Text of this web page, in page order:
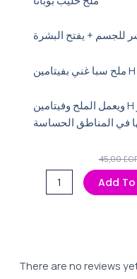
للجسم + يفتح البشرة
ويعمل الملح وفيتامين H على ازالة البقع الداكنة الغير
في المناطق الحساسة
45,00
Add
There are no reviews